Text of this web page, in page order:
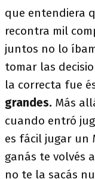
que entendiera
recontra mil
juntos no lo
tomar las
la correcta fue
grandes. Más
cuando entró
es fácil jugar un
ganás te volvés
no te la sacás